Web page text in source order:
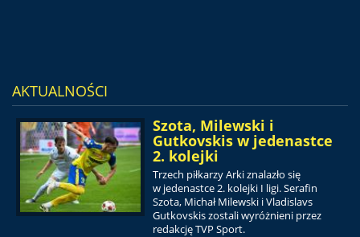
AKTUALNOŚCI
Szota, Milewski i
Gutkovskis w jedenastce
2. kolejki
Trzech piłkarzy Arki znalazło się
w jedenastce 2. kolejki I ligi. Serafin
Szota, Michał Milewski i Vladislavs
Gutkovskis zostali wyróżnieni przez
redakcję TVP Sport.